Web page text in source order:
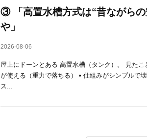
③ 「高置水槽方式は“昔ながら
や」
2026-08-06
屋上にドーンとある 高置水槽（タンク）。 見た
が使える（重力で落ちる） • 仕組みがシンプルで
ス...